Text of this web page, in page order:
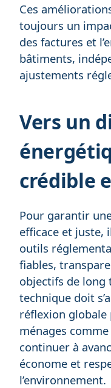
Ces
toujours un
des factures et
bâtiments,
ajustements
Vers un
crédible
Pour garantir
efficace et juste,
outils
fiables,
objectifs de long
technique doit
réflexion globale
ménages
continuer à
économe et
l’environnement.